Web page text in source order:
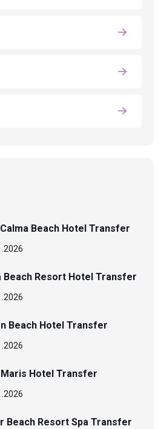
Beach Hotel Transfer
Beach Resort Hotel Transfer
Beach Hotel Transfer
Maris Hotel Transfer
Beach Resort Spa Transfer